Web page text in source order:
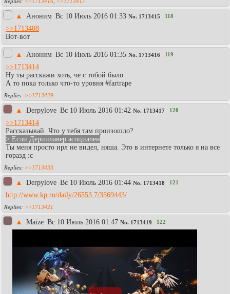
▲ Аноним Вc 10 Июль 2016 01:33 No. 1713415 118
>>1713408
Вот-вот
▲ Аноним Вc 10 Июль 2016 01:35 No. 1713416 119
>>1713414
Ну ты расскажи хоть, че с тобой было
А то пока только что-то уровня #fartrape
>>1713429
▲ Derpylove Вc 10 Июль 2016 01:42 No. 1713417 120
>>1713414
Рассказывай. Что у тебя там произошло?
> Если Дерпилавер асоциален
Ты меня просто ирл не видел, няша. Это в интернете только я на все
горазд :c
>>1713433
▲ Derpylove Вc 10 Июль 2016 01:44 No. 1713418 121
http://www.kp.ru/daily/26553.7/3569443/
>>1713421
▲ Maize Вc 10 Июль 2016 01:47 No. 1713419 122